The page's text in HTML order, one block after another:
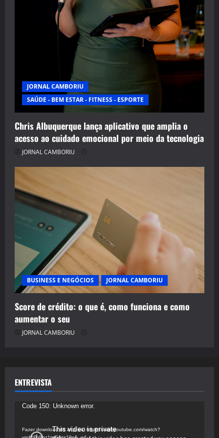
JORNAL CAMBORIU
SAÚDE - BEM ESTAR - FITNESS - ESPORTE
Chris Albuquerque lança aplicativo que amplia o
acesso ao cuidado emocional por meio da tecnologia
JORNAL CAMBORIU
BUSINESS E NEGÓCIOS JORNAL CAMBORIU
Score de crédito: o que é, como funciona e como
aumentar o seu
JORNAL CAMBORIU
ENTREVISTA
Tocador
vídeo
Code 150: Unknown error.
Fazer download do arquivo: https://www.youtube.com/watch?